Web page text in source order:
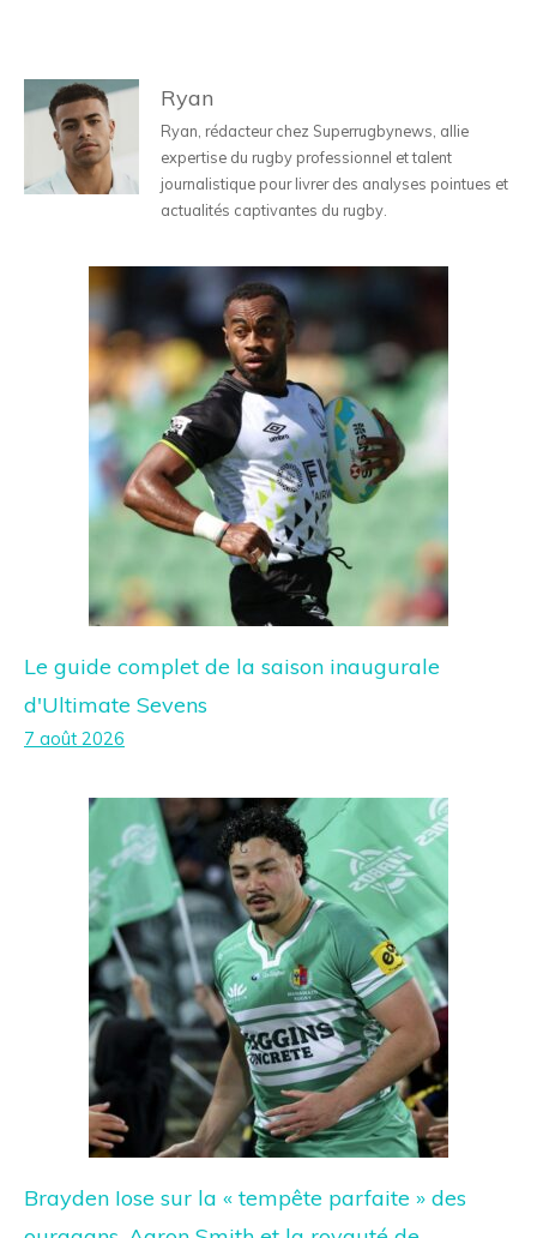
Ryan
Ryan, rédacteur chez Superrugbynews, allie
expertise du rugby professionnel et talent
journalistique pour livrer des analyses pointues et
actualités captivantes du rugby.
Le guide complet de la saison inaugurale
d'Ultimate Sevens
7 août 2026
Brayden Iose sur la « tempête parfaite » des